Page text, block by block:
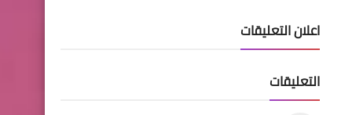
مشاهدة + اصدار بطاقة
الماستر كارد التي ستنتهياعلان التعليقات
التعليقات